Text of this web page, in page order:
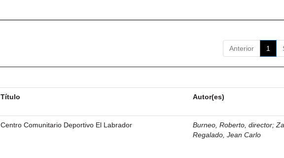
Anterior 1
Título Autor(es)
Centro Comunitario Deportivo El Labrador Burneo, Roberto, director;
Regalado, Jean Carlo